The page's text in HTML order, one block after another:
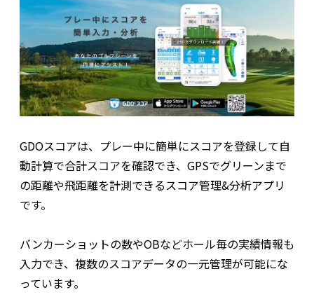
GDOスコアは、プレー中に簡単にスコアを登録して自
動計算で合計スコアを確認でき、GPSでグリーンまで
の距離や飛距離を計測できるスコア管理&分析アプリ
です。
バンカーショットの数やOBなどホール毎の実績情報も
入力でき、複数のスコアデータの一元管理が可能にな
っています。